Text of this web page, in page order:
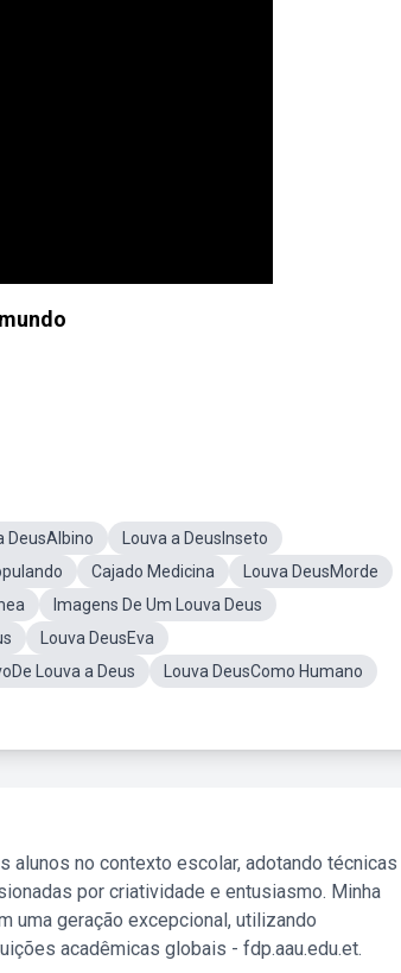
DeusAlbino
Louva a DeusInseto
Cajado Medicina
Louva DeusMorde
Imagens De Um Louva Deus
Louva DeusEva
Louva a Deus
Louva DeusComo Humano
alunos no contexto escolar, adotando técnicas
por criatividade e entusiasmo. Minha
uma geração excepcional, utilizando
acadêmicas globais - fdp.aau.edu.et.